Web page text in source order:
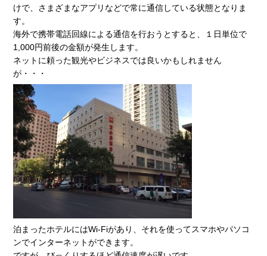
けで、さまざまなアプリなどで常に通信している状態となりま
す。
海外で携帯電話回線による通信を行おうとすると、１日単位で
1,000円前後の金額が発生します。
ネットに頼った観光やビジネスでは良いかもしれません
が・・・
泊まったホテルにはWi-Fiがあり、それを使ってスマホやパソコ
ンでインターネットができます。